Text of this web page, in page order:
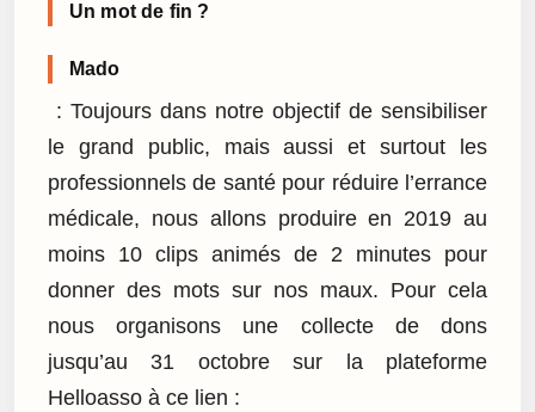
Un mot de fin ?
Mado
: Toujours dans notre objectif de sensibiliser
le grand public, mais aussi et surtout les
professionnels de santé pour réduire l’errance
médicale, nous allons produire en 2019 au
moins 10 clips animés de 2 minutes pour
donner des mots sur nos maux. Pour cela
nous organisons une collecte de dons
jusqu’au 31 octobre sur la plateforme
Helloasso à ce lien :